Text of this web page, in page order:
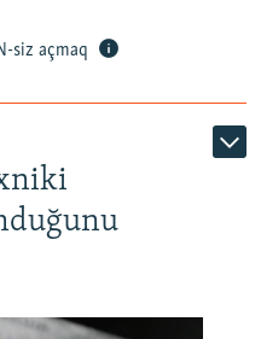
480p
siz açmaq